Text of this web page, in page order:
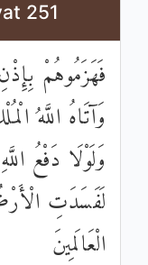
251
فَهَزَمُوهُمْ
وَآتَاهُ اللَّهُ
وَلَوْلَا دَفْعُ
لَفَسَدَتِ
الْعَالَمِينَ